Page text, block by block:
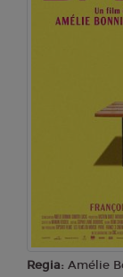
SALA 1
Cinema
Regia: Amélie